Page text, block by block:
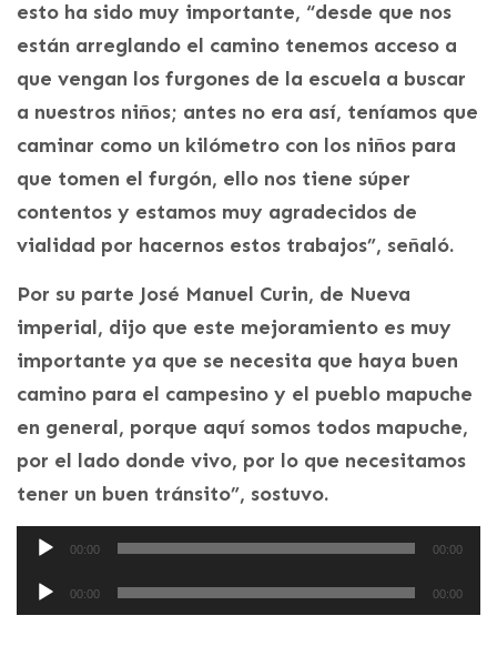
esto ha sido muy importante, “desde que nos
están arreglando el camino tenemos acceso a
que vengan los furgones de la escuela a buscar
a nuestros niños; antes no era así, teníamos que
caminar como un kilómetro con los niños para
que tomen el furgón, ello nos tiene súper
contentos y estamos muy agradecidos de
vialidad por hacernos estos trabajos”, señaló.
Por su parte José Manuel Curin, de Nueva
imperial, dijo que este mejoramiento es muy
importante ya que se necesita que haya buen
camino para el campesino y el pueblo mapuche
en general, porque aquí somos todos mapuche,
por el lado donde vivo, por lo que necesitamos
tener un buen tránsito”, sostuvo.
Reproductor
audio
00:00 00:00
Reproductor
00:00 00:00